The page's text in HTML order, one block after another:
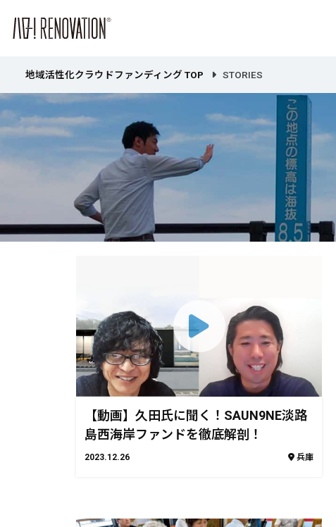
地域活性化クラウドファンディング TOP STORIES
【動画】久田氏に聞く！SAUN9NE淡路
島西海岸ファンドを徹底解剖！
2023.12.26 兵庫